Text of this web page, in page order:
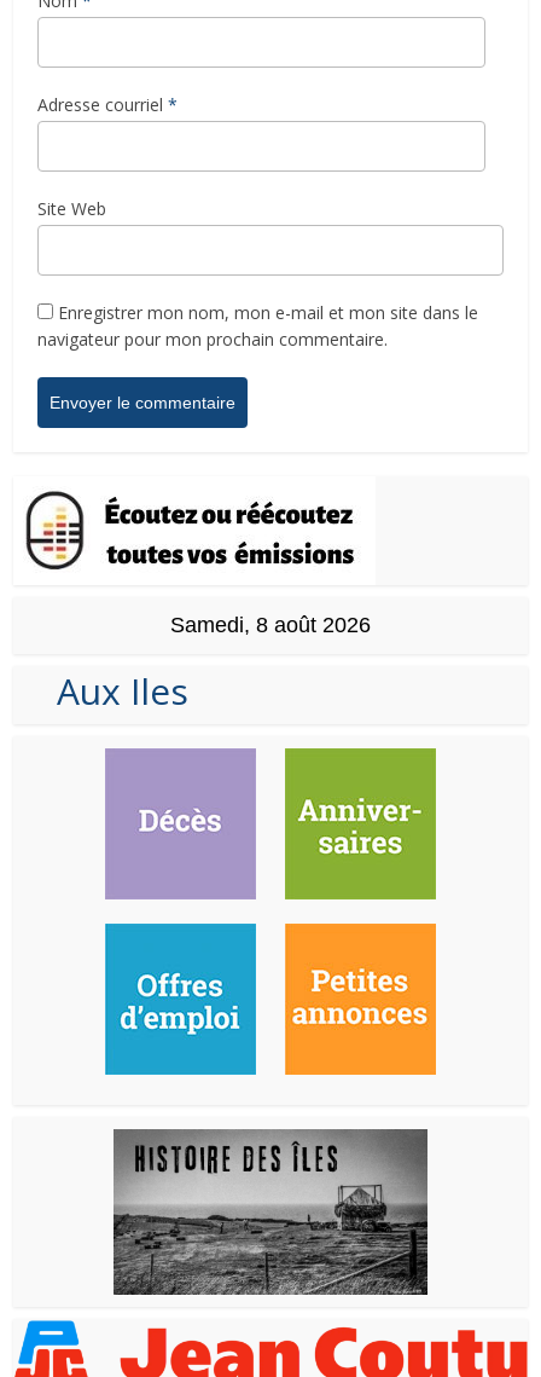
Adresse courriel *
Site Web
Enregistrer mon nom, mon e-mail et mon site dans le
navigateur pour mon prochain commentaire.
Samedi, 8 août 2026
Aux Iles